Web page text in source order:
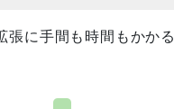
張に手間も時間もかかる